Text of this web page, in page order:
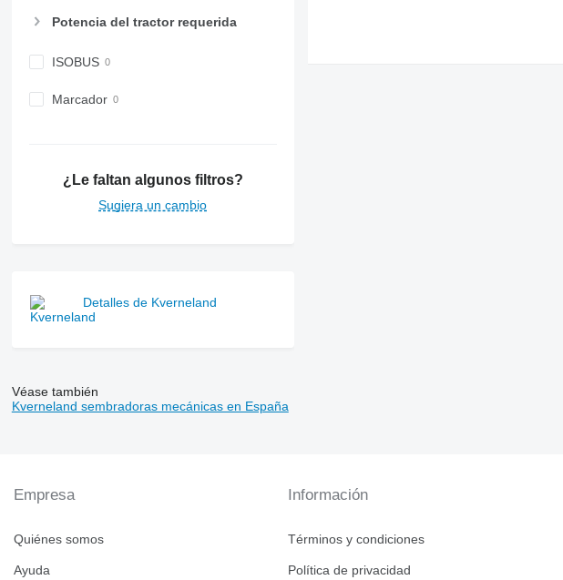
Potencia del tractor requerida
ISOBUS
Marcador
¿Le faltan algunos filtros?
Sugiera un cambio
Detalles de Kverneland
Véase también
Kverneland sembradoras mecánicas en España
Empresa
Quiénes somos
Ayuda
Información
Términos y condiciones
Política de privacidad